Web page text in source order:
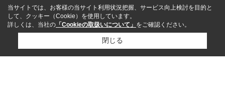
当サイトでは、お客様の当サイト利用状況把握、サービス向上検討を目的と
して、クッキー（Cookie）を使用しています。
詳しくは、当社の 「Cookieの取扱いについて」 をご確認ください。
閉じる